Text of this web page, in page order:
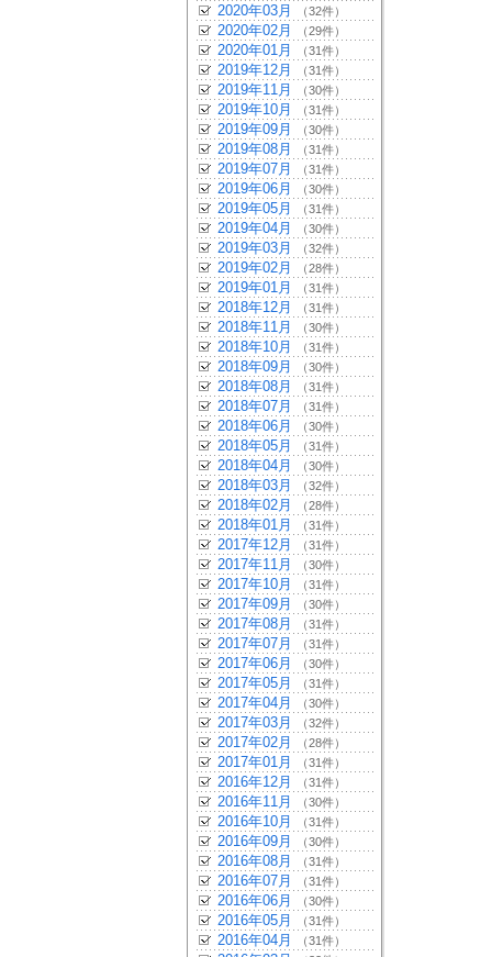
2020年03月 （32件）
2020年02月 （29件）
2020年01月 （31件）
2019年12月 （31件）
2019年11月 （30件）
2019年10月 （31件）
2019年09月 （30件）
2019年08月 （31件）
2019年07月 （31件）
2019年06月 （30件）
2019年05月 （31件）
2019年04月 （30件）
2019年03月 （32件）
2019年02月 （28件）
2019年01月 （31件）
2018年12月 （31件）
2018年11月 （30件）
2018年10月 （31件）
2018年09月 （30件）
2018年08月 （31件）
2018年07月 （31件）
2018年06月 （30件）
2018年05月 （31件）
2018年04月 （30件）
2018年03月 （32件）
2018年02月 （28件）
2018年01月 （31件）
2017年12月 （31件）
2017年11月 （30件）
2017年10月 （31件）
2017年09月 （30件）
2017年08月 （31件）
2017年07月 （31件）
2017年06月 （30件）
2017年05月 （31件）
2017年04月 （30件）
2017年03月 （32件）
2017年02月 （28件）
2017年01月 （31件）
2016年12月 （31件）
2016年11月 （30件）
2016年10月 （31件）
2016年09月 （30件）
2016年08月 （31件）
2016年07月 （31件）
2016年06月 （30件）
2016年05月 （31件）
2016年04月 （31件）